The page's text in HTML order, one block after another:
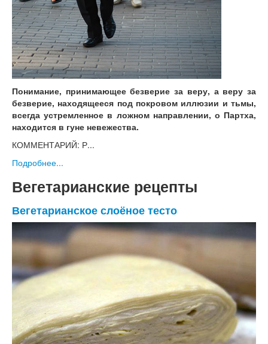
Понимание, принимающее безверие за веру, а веру за
безверие, находящееся под покровом иллюзии и тьмы,
всегда устремленное в ложном направлении, о Партха,
находится в гуне невежества.
КОММЕНТАРИЙ: Р...
Подробнее...
Вегетарианские рецепты
Вегетарианское слоёное тесто